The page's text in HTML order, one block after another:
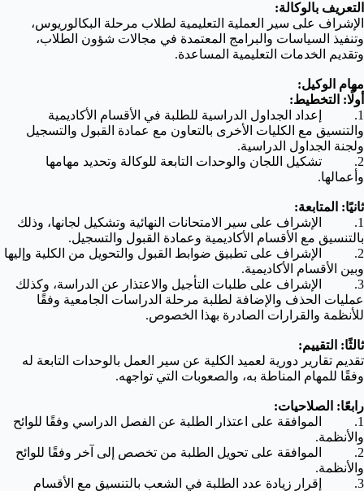
التعريف بالوكالة:
الإشراف على سير العملية التعليمية لطلاب مرحلة البكالوريوس،
وتنفيذ السياسات والبرامج المعتمدة في مجالات شؤون الطلاب،
وتقديم الخدمات التعليمية المساعدة.
مهام الوكيل:
أولًا: التخطيط:
1. إعداد الجداول الدراسية للطلبة في الأقسام الأكاديمية
والتنسيق مع الكليات الأخرى بالتعاون مع عمادة القبول والتسجيل
ولجنة الجداول الدراسية.
2. تشكيل اللجان والوحدات التابعة للوكالة وتحديد مهامها
وأعمالها.
ثانيًا: المتابعة:
1. الإشراف على سير الامتحانات النهائية وتشكيل لجانها، وذلك
بالتنسيق مع الأقسام الأكاديمية وعمادة القبول والتسجيل.
2. الإشراف على تطبيق ضوابط القبول والتحويل من الكلية وإليها
وبين الأقسام الأكاديمية.
3. الإشراف على طلبات التأجيل والاعتذار عن الدراسة، وكذلك
عمليات الحذف والإضافة لطلبة مرحلة الدراسات الجامعية وفقًا
للأنظمة والقرارات الصادرة بهذا الخصوص.
ثالثًا: التقييم:
تقديم تقارير دورية لعميد الكلية عن سير العمل بالوحدات التابعة له
وفقًا للمهام المناطة به، والصعوبات التي تواجهه.
رابعًا: الصلاحيات:
1. الموافقة على اعتذار الطلبة عن الفصل الدراسي وفقًا للوائح
والأنظمة.
2. الموافقة على تحويل الطلبة من تخصص إلى آخر وفقًا للوائح
والأنظمة.
3. إقرار زيادة عدد الطلبة في الشعب بالتنسيق مع الأقسام